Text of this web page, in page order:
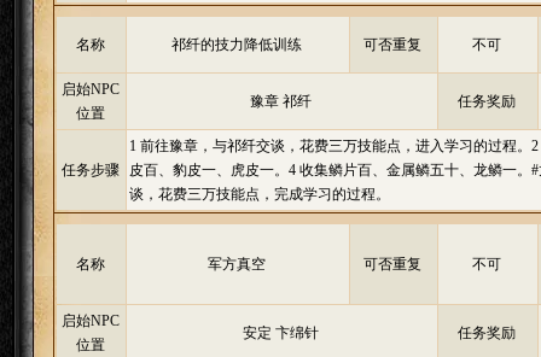
名称 祁纤的技力降低训练 可否重复 不可
启始NPC
位置
豫章 祁纤 任务奖励
任务步骤
1 前往豫章，与祁纤交谈，花费三万技能点，进入学习的过程。
皮百、豹皮一、虎皮一。4 收集鳞片百、金属鳞五十、龙鳞一。
谈，花费三万技能点，完成学习的过程。
名称 军方真空 可否重复 不可
启始NPC
位置
安定 卞绵针 任务奖励